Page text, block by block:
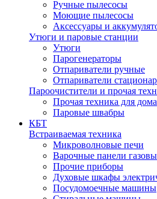
Ручные пылесосы
Моющие пылесосы
Аксессуары и
Утюги и паровые станции
Утюги
Парогенераторы
Отпариватели ручные
Отпариватели
Пароочистители и прочая
Прочая техника для дома
Паровые швабры
КБТ
Встраиваемая техника
Микроволновые печи
Варочные панели
Прочие приборы
Духовые шкафы
Посудомоечные машины